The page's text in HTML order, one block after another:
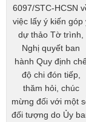
6097/STC-HCSN
việc lấy ý kiến góp
dự thảo Tờ trình,
Nghị quyết ban
hành Quy định
độ chi đón tiếp,
thăm hỏi, chúc
mừng đối với một
đối tượng do Ủy